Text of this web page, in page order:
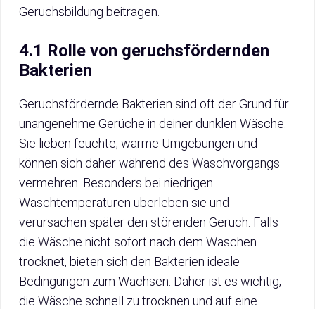
Geruchsbildung beitragen.
4.1 Rolle von geruchsfördernden
Bakterien
Geruchsfördernde Bakterien sind oft der Grund für
unangenehme Gerüche in deiner dunklen Wäsche.
Sie lieben feuchte, warme Umgebungen und
können sich daher während des Waschvorgangs
vermehren. Besonders bei niedrigen
Waschtemperaturen überleben sie und
verursachen später den störenden Geruch. Falls
die Wäsche nicht sofort nach dem Waschen
trocknet, bieten sich den Bakterien ideale
Bedingungen zum Wachsen. Daher ist es wichtig,
die Wäsche schnell zu trocknen und auf eine